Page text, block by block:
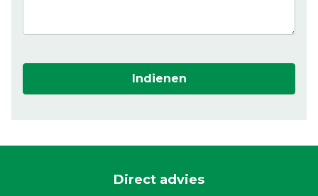
Indienen
Direct advies